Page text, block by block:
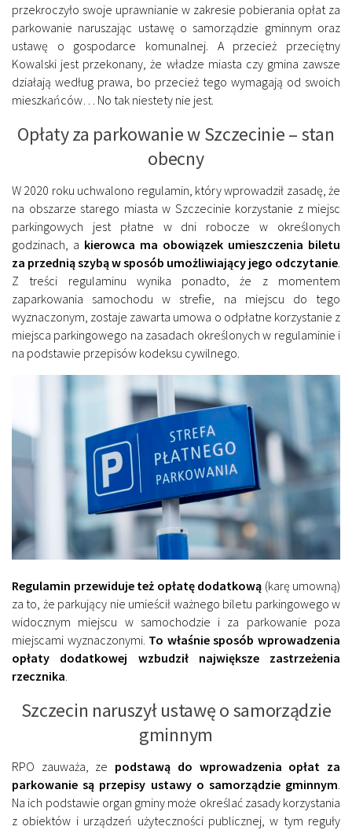
przekroczyło swoje uprawnianie w zakresie pobierania opłat za
parkowanie naruszając ustawę o samorządzie gminnym oraz
ustawę o gospodarce komunalnej. A przecież przeciętny
Kowalski jest przekonany, że władze miasta czy gmina zawsze
działają według prawa, bo przecież tego wymagają od swoich
mieszkańców… No tak niestety nie jest.
Opłaty za parkowanie w Szczecinie – stan
obecny
W 2020 roku uchwalono regulamin, który wprowadził zasadę, że
na obszarze starego miasta w Szczecinie korzystanie z miejsc
parkingowych jest płatne w dni robocze w określonych
godzinach, a kierowca ma obowiązek umieszczenia biletu
za przednią szybą w sposób umożliwiający jego odczytanie
Z treści regulaminu wynika ponadto, że z momentem
zaparkowania samochodu w strefie, na miejscu do tego
wyznaczonym, zostaje zawarta umowa o odpłatne korzystanie z
miejsca parkingowego na zasadach określonych w regulaminie i
na podstawie przepisów kodeksu cywilnego.
Regulamin przewiduje też opłatę dodatkową (karę umowną)
za to, że parkujący nie umieścił ważnego biletu parkingowego w
widocznym miejscu w samochodzie i za parkowanie poza
miejscami wyznaczonymi. To właśnie sposób wprowadzenia
opłaty dodatkowej wzbudził największe zastrzeżenia
rzecznika.
Szczecin naruszył ustawę o samorządzie
gminnym
RPO zauważa, ze podstawą do wprowadzenia opłat za
parkowanie są przepisy ustawy o samorządzie gminnym.
Na ich podstawie organ gminy może określać zasady korzystania
z obiektów i urządzeń użyteczności publicznej, w tym reguły